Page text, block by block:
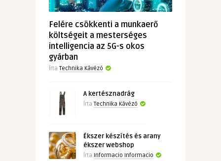
Felére csökkenti a munkaerő
költségeit a mesterséges
intelligencia az 5G-s okos
gyárban
Írta Technika Kávézó
A kertésznadrág
Írta Technika Kávézó
Ékszer készítés és arany
ékszer webshop
Írta Informacio Informacio